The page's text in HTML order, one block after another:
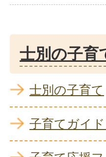
士別の子育
士別の子育て
子育てガイ